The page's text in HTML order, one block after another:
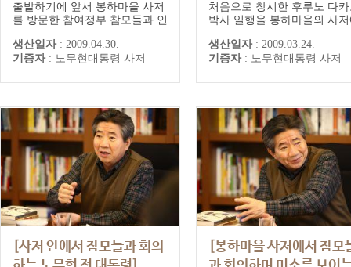
출발하기에 앞서 봉하마을 사저
를 방문한 참여정부 참모들과 인
생산일자 : 2009.04.30.
기증자 : 노무현대통령 사저
처음으로 창시한 후루노 다
박사 일행을 봉하마을의 사
인 후루노 구미코씨를 비롯
루노 박사로부터 오리농법을
전국 오리농법연구회장, 홍
이기우, 황봉호씨 등이 함께
석했으며, 오리농법을 비롯
환경 농업, 지속가...
생산일자 : 2009.03.24.
기증자 : 노무현대통령 사저
[사저 안에서 참모들과 회의
[봉하마을 사저에서 참모